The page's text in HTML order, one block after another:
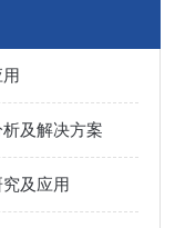
及解决方案
及应用